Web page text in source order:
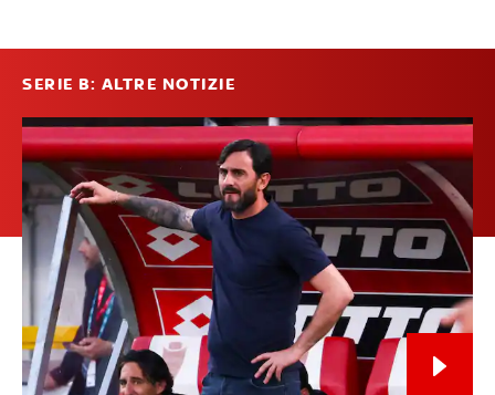
SERIE B: ALTRE NOTIZIE